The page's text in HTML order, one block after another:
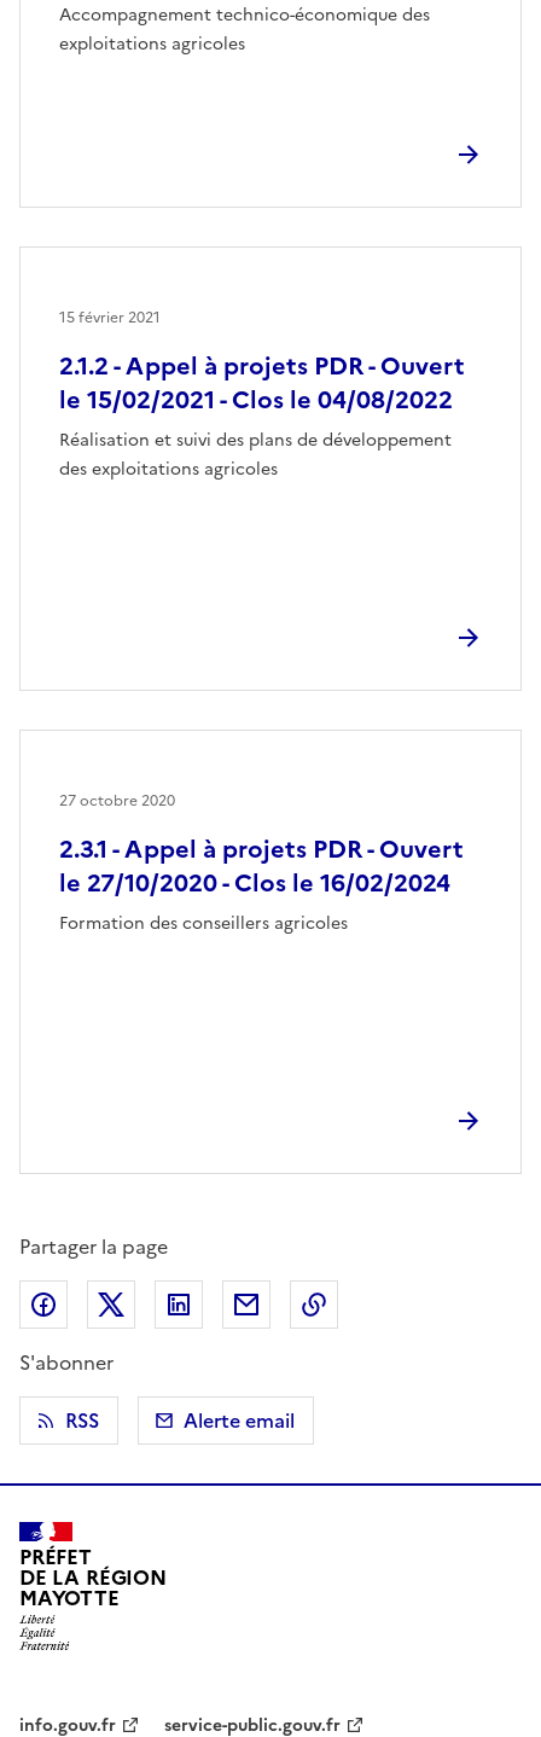
Accompagnement technico-économique des
exploitations agricoles
2.1.2 - Appel à projets PDR - Ouvert
le 15/02/2021 - Clos le 04/08/2022
Réalisation et suivi des plans de développement
des exploitations agricoles
15 février 2021
2.3.1 - Appel à projets PDR - Ouvert
le 27/10/2020 - Clos le 16/02/2024
Formation des conseillers agricoles
27 octobre 2020
Partager la page
Partager sur Facebook
Partager sur X (anciennement Twitter)
Partager sur LinkedIn
Partager par email
S'abonner
RSS
Alerte email
PRÉFET
DE LA RÉGION
MAYOTTE
info.gouv.fr service-public.gouv.fr